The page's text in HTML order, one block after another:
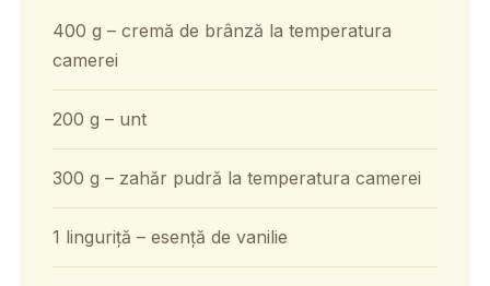
400 g – cremă de brânză la temperatura
camerei
200 g – unt
300 g – zahăr pudră la temperatura camerei
1 linguriță – esență de vanilie